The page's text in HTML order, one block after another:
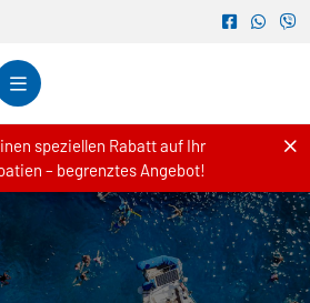
speziellen Rabatt auf Ihr
– begrenztes Angebot!